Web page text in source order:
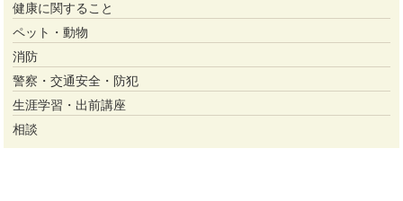
健康に関すること
ペット・動物
消防
警察・交通安全・防犯
生涯学習・出前講座
相談